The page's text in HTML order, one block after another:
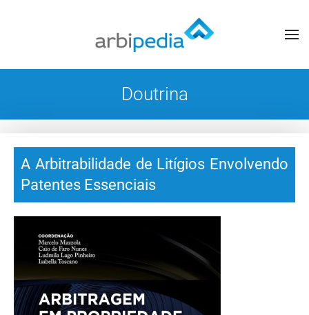
Doutrina
A Arbitrabilidade de Litígios Envolvendo
Patentes Essenciais